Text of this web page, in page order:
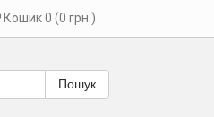
Кошик 0 (0 грн.)
Пошук